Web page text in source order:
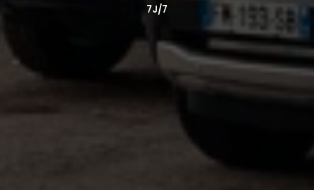
7J/7